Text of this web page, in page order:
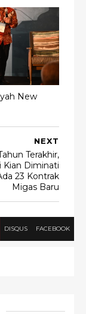
New
NEXT
Terakhir,
Kian Diminati
23 Kontrak
Migas Baru
DISQUS FACEBOOK